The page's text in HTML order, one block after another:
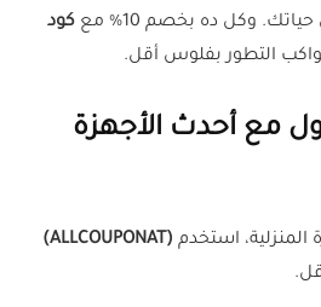
وكل ده بخصم 10% مع
كود
التطور بفلوس أقل.
مع أحدث الأجهزة
المنزلية، استخدم (ALLCOUPONAT)